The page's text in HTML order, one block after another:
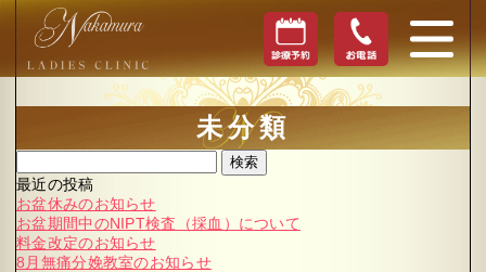
未分類
検索
最近の投稿
お盆休みのお知らせ
お盆期間中のNIPT検査（採血）について
料金改定のお知らせ
8月無痛分娩教室のお知らせ